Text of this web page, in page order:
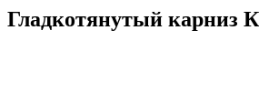
Гладкотянутый карниз